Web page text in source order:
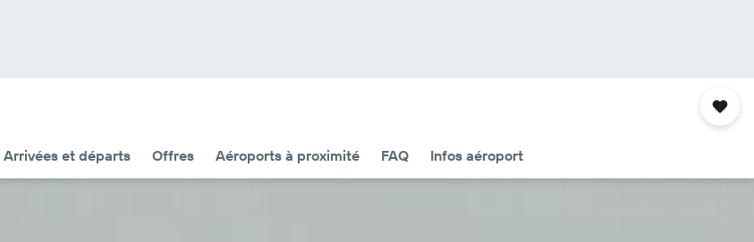
Arrivées et départs Offres Aéroports à proximité FAQ Infos aéroport